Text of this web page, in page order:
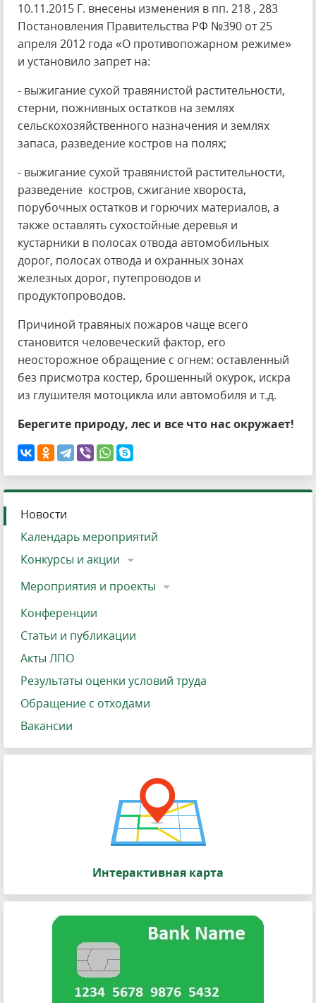
10.11.2015 Г. внесены изменения в пп. 218 , 283
Постановления Правительства РФ №390 от 25
апреля 2012 года «О противопожарном режиме»
и установило запрет на:
- выжигание сухой травянистой растительности,
стерни, пожнивных остатков на землях
сельскохозяйственного назначения и землях
запаса, разведение костров на полях;
- выжигание сухой травянистой растительности,
разведение костров, сжигание хвороста,
порубочных остатков и горючих материалов, а
также оставлять сухостойные деревья и
кустарники в полосах отвода автомобильных
дорог, полосах отвода и охранных зонах
железных дорог, путепроводов и
продуктопроводов.
Причиной травяных пожаров чаще всего
становится человеческий фактор, его
неосторожное обращение с огнем: оставленный
без присмотра костер, брошенный окурок, искра
из глушителя мотоцикла или автомобиля и т.д.
Берегите природу, лес и все что нас окружает!
Новости
Календарь мероприятий
Конкурсы и акции
Мероприятия и проекты
Конференции
Статьи и публикации
Акты ЛПО
Результаты оценки условий труда
Обращение с отходами
Вакансии
Интерактивная карта